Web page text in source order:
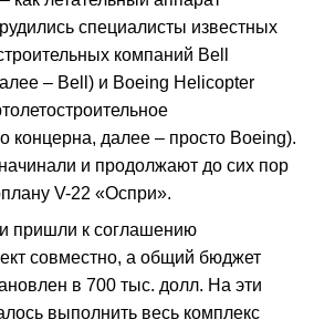
специалисты известных
компаний Bell
– Bell) и Boeing Helicopter
концерна, далее – просто Boeing).
и продолжают до сих пор
V-22 «Оспри».
пришли к соглашению
совместно, а общий бюджет
в 700 тыс. долл. На эти
выполнить весь комплекс